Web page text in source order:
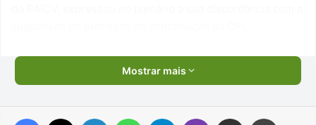
Mostrar mais
Facebook Linkedin WhatsAppTelegram Viber Compartilhar via e-mail